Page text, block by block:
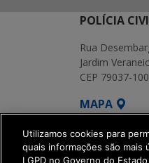
POLÍCIA
Rua
Jardim
CEP 79037-100
MAPA
SETDIG |
Utilizamos cookies para
quais informações são mais
LGPD no Governo do